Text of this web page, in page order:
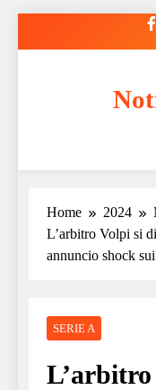
Home 2024
L’arbitro Volpi si
annuncio shock
SERIE A